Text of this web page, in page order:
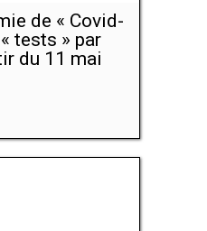
de « Covid-
tests » par
du 11 mai